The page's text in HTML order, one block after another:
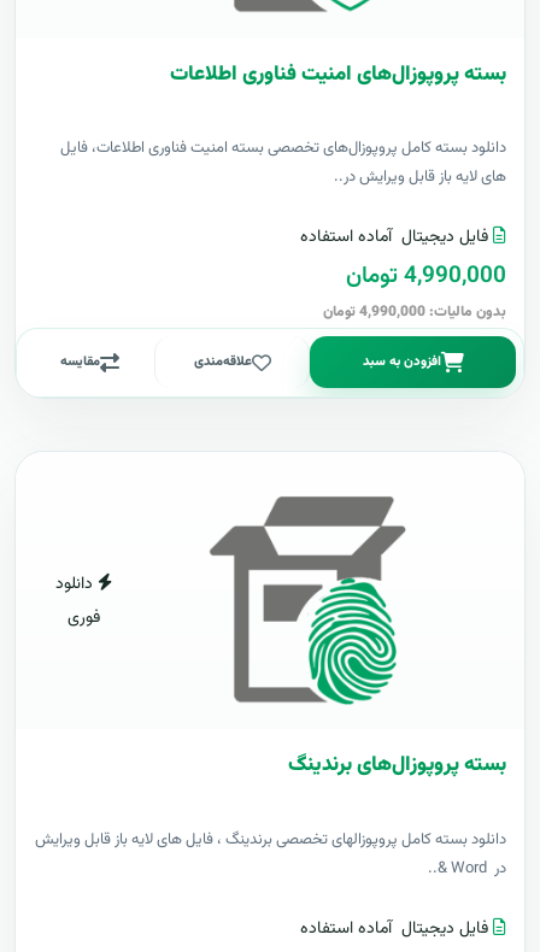
بسته پروپوزال‌های امنیت فناوری اطلاعات
دانلود بسته کامل پروپوزال‌های تخصصی بسته امنیت فناوری اطلاعات، فایل
های لایه باز قابل ویرایش در..
فایل دیجیتال آماده استفاده
4,990,000 تومان
بدون مالیات: 4,990,000 تومان
افزودن به سبد علاقه‌مندی مقایسه
دانلود
فوری
بسته پروپوزال‌های برندینگ
دانلود بسته کامل پروپوزالهای تخصصی برندینگ ، فایل های لایه باز قابل ویرایش
در Word &..
فایل دیجیتال آماده استفاده